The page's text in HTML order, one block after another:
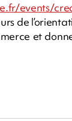
events/
de
et